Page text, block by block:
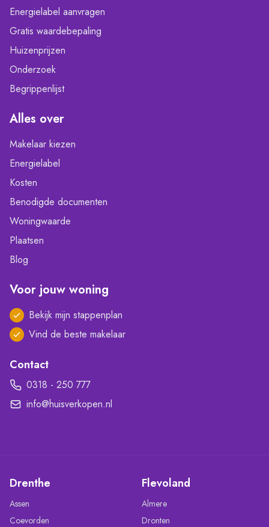
Energielabel aanvragen
Gratis waardebepaling
Huizenprijzen
Onderzoek
Begrippenlijst
Alles over
Makelaar kiezen
Energielabel
Kosten
Benodigde documenten
Woningwaarde
Plaatsen
Blog
Voor jouw woning
Bekijk mijn stappenplan
Vind de beste makelaar
Contact
0318 - 250 777
info@huisverkopen.nl
Drenthe
Assen
Coevorden
Flevoland
Almere
Dronten